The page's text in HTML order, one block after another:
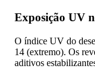
Exposição UV
O índice UV do
14 (extremo). Os
aditivos